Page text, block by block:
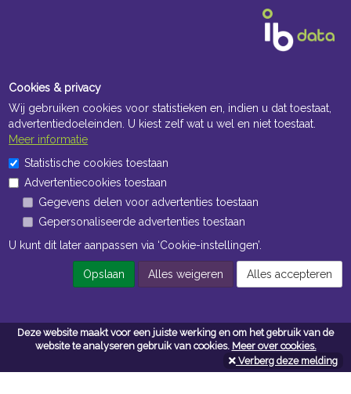
Deze website maakt voor een juiste werking en om het gebruik van de
website te analyseren gebruik van cookies. Meer over cookies.
Verberg deze melding
Openingstijden Kantoor
ma t/m vr 8:30 uur tot 17:00 uur
Openingstijden Magazijn
ma t/m vr 7:00 uur tot 16:30 uur
Algemene voorwaarden
Cookies & privacy
Wij gebruiken cookies voor statistieken en, indien u dat toestaat,
advertentiedoeleinden. U kiest zelf wat u wel en niet toestaat.
Meer informatie
Statistische cookies toestaan
Advertentiecookies toestaan
Gegevens delen voor advertenties toestaan
Gepersonaliseerde advertenties toestaan
U kunt dit later aanpassen via ‘Cookie-instellingen’.
Opslaan Alles weigeren Alles accepteren